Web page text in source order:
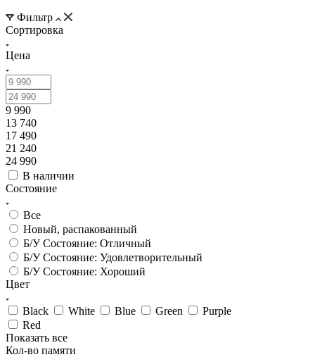
Фильтр
Сортировка
Цена
9 990
13 740
17 490
21 240
24 990
В наличии
Состояние
Все
Новый, распакованный
Б/У Состояние: Отличный
Б/У Состояние: Удовлетворительный
Б/У Состояние: Хороший
Цвет
Black White Blue Green
Purple
Red
Показать все
Кол-во памяти